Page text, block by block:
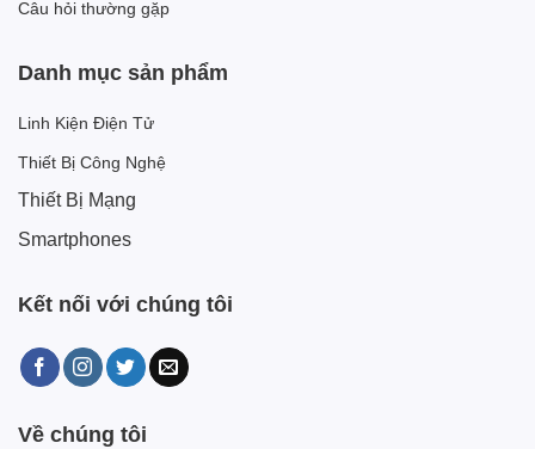
Câu hỏi thường gặp
Danh mục sản phẩm
Linh Kiện Điện Tử
Thiết Bị Công Nghệ
Thiết Bị Mạng
Smartphones
Kết nối với chúng tôi
Về chúng tôi